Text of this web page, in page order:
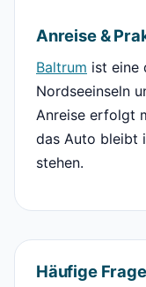
Anreise &
Baltrum ist eine
Nordseeinseln
Anreise erfolgt
das Auto bleibt
stehen.
Häufige